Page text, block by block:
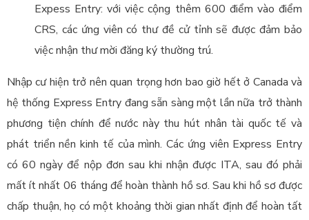
Expess Entry: với việc cộng thêm 600 điểm vào điểm
CRS, các ứng viên có thư đề cử tỉnh sẽ được đảm bảo
việc nhận thư mời đăng ký thường trú.
Nhập cư hiện trở nên quan trọng hơn bao giờ hết ở Canada và
hệ thống Express Entry đang sẵn sàng một lần nữa trở thành
phương tiện chính để nước này thu hút nhân tài quốc tế và
phát triển nền kinh tế của mình. Các ứng viên Express Entry
có 60 ngày để nộp đơn sau khi nhận được ITA, sau đó phải
mất ít nhất 06 tháng để hoàn thành hồ sơ. Sau khi hồ sơ được
chấp thuận, họ có một khoảng thời gian nhất định để hoàn tất